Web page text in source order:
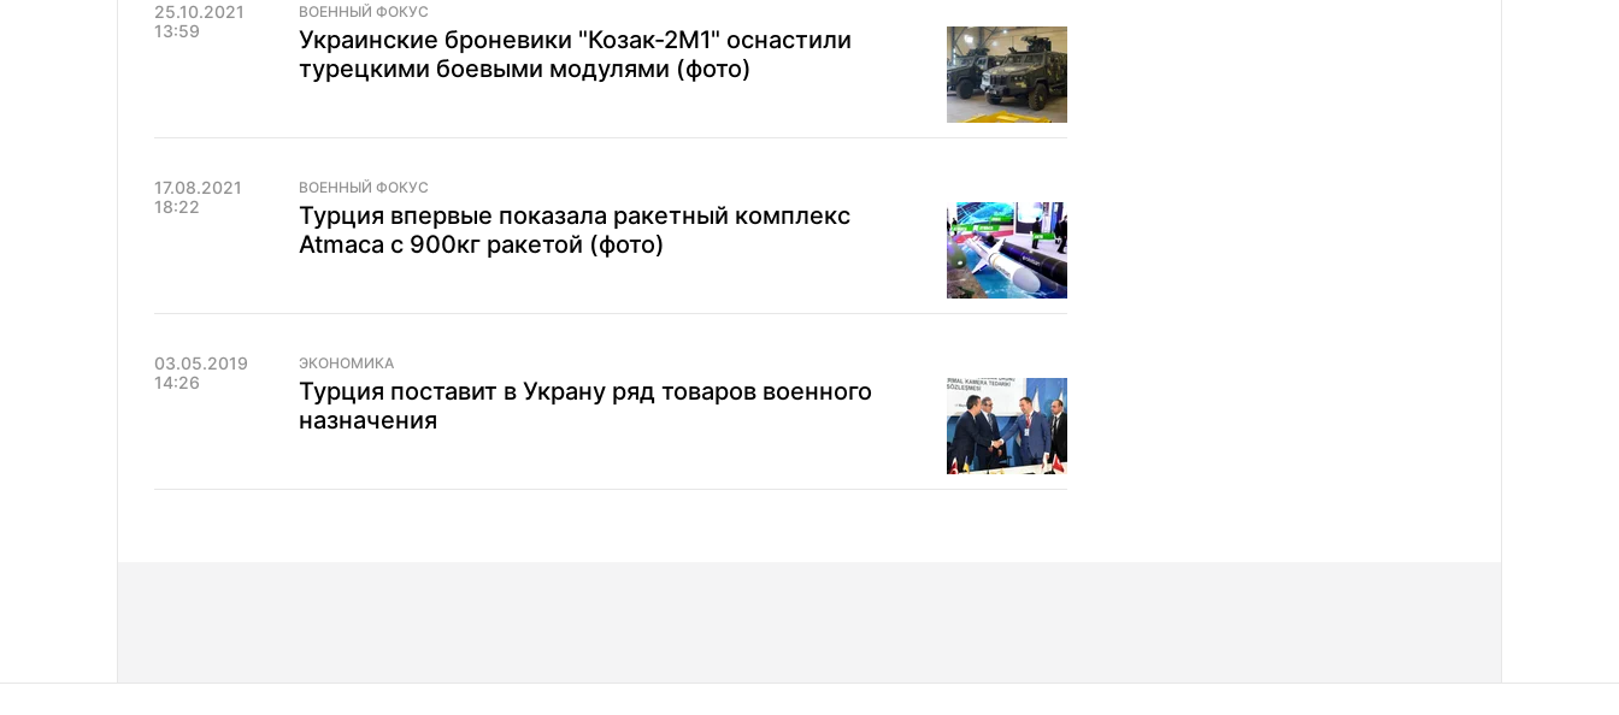
25.10.2021
13:59
ВОЕННЫЙ ФОКУС
Украинские броневики "Козак-2М1" оснастили
турецкими боевыми модулями (фото)
17.08.2021
18:22
ВОЕННЫЙ ФОКУС
Турция впервые показала ракетный комплекс
Atmaca с 900кг ракетой (фото)
03.05.2019
14:26
ЭКОНОМИКА
Турция поставит в Украну ряд товаров военного
назначения